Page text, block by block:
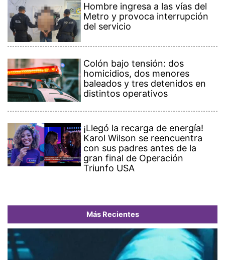
Hombre ingresa a las vías del
Metro y provoca interrupción
del servicio
Colón bajo tensión: dos
homicidios, dos menores
baleados y tres detenidos en
distintos operativos
¡Llegó la recarga de energía!
Karol Wilson se reencuentra
con sus padres antes de la
gran final de Operación
Triunfo USA
Más Recientes